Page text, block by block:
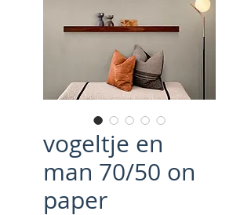
vogeltje en
man 70/50 on
paper